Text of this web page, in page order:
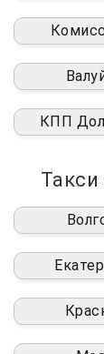
КПП
Такси